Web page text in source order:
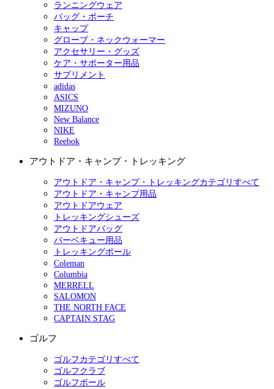
ランニングウェア
バッグ・ポーチ
キャップ
グローブ・ネックウォーマー
アクセサリー・グッズ
ケア・サポーター用品
サプリメント
adidas
ASICS
MIZUNO
New Balance
NIKE
Reebok
アウトドア・キャンプ・トレッキング
アウトドア・キャンプ・トレッキングカテゴリすべて
アウトドア・キャンプ用品
アウトドアウェア
トレッキングシューズ
アウトドアバッグ
バーベキュー用品
トレッキングポール
Coleman
Columbia
MERRELL
SALOMON
THE NORTH FACE
CAPTAIN STAG
ゴルフ
ゴルフカテゴリすべて
ゴルフクラブ
ゴルフボール